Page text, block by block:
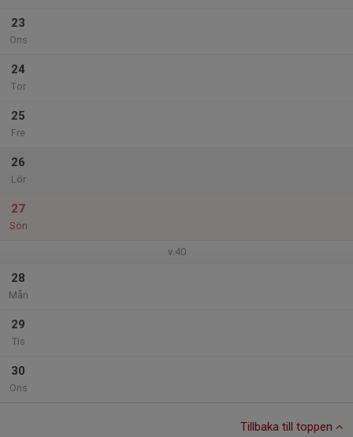
23
Ons
24
Tor
25
Fre
26
Lör
27
Sön
v.40
28
Mån
29
Tis
30
Ons
Tillbaka till toppen